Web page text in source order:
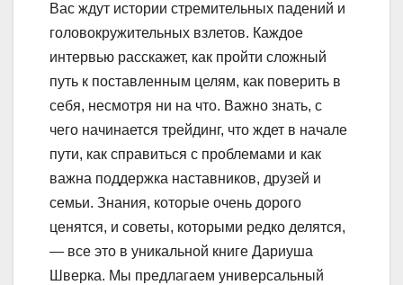
Вас ждут истории стремительных падений и
головокружительных взлетов. Каждое
интервью расскажет, как пройти сложный
путь к поставленным целям, как поверить в
себя, несмотря ни на что. Важно знать, с
чего начинается трейдинг, что ждет в начале
пути, как справиться с проблемами и как
важна поддержка наставников, друзей и
семьи. Знания, которые очень дорого
ценятся, и советы, которыми редко делятся,
— все это в уникальной книге Дариуша
Шверка. Мы предлагаем универсальный